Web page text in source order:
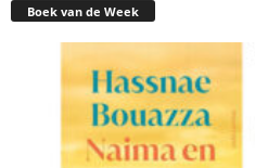
Boek van de Week